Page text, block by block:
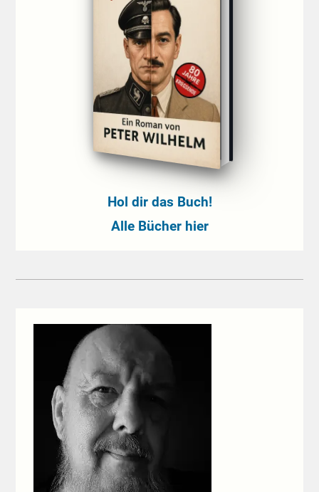
Hol dir das Buch!
Alle Bücher hier